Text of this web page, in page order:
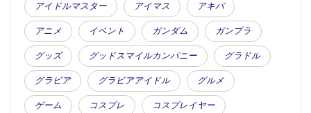
アイドルマスター アイマス アキバ
アニメ イベント ガンダム ガンプラ
グッズ グッドスマイルカンパニー グラドル
グラビア グラビアアイドル グルメ
ゲーム コスプレ コスプレイヤー